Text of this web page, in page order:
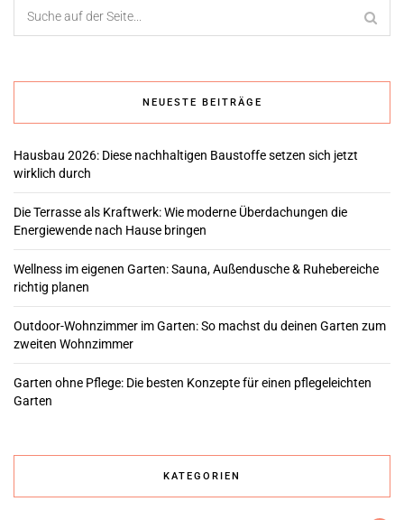
NEUESTE BEITRÄGE
Hausbau 2026: Diese nachhaltigen Baustoffe setzen sich jetzt
wirklich durch
Die Terrasse als Kraftwerk: Wie moderne Überdachungen die
Energiewende nach Hause bringen
Wellness im eigenen Garten: Sauna, Außendusche & Ruhebereiche
richtig planen
Outdoor-Wohnzimmer im Garten: So machst du deinen Garten zum
zweiten Wohnzimmer
Garten ohne Pflege: Die besten Konzepte für einen pflegeleichten
Garten
KATEGORIEN